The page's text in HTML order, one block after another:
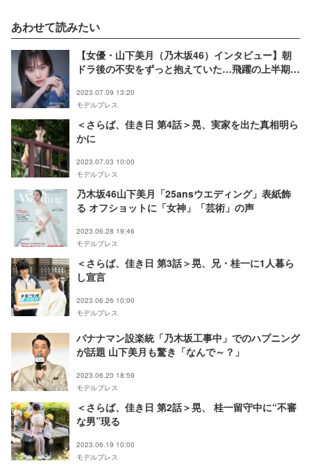
あわせて読みたい
【女優・山下美月（乃木坂46）インタビュー】朝
ドラ後の不安をずっと抱えていた…飛躍の上半期で
演中
2023.07.09 13:20
モデルプレス
＜さらば、佳き日 第4話＞晃、実家を出た真相明ら
かに
2023.07.03 10:00
モデルプレス
乃木坂46山下美月「25ansウエディング」表紙飾
る オフショットに「女神」「芸術」の声
2023.06.28 19:46
モデルプレス
＜さらば、佳き日 第3話＞晃、兄・桂一に1人暮ら
し宣言
2023.06.26 10:00
モデルプレス
バナナマン設楽統「乃木坂工事中」でのハプニング
が話題 山下美月も驚き「なんで～？」
2023.06.20 18:59
モデルプレス
＜さらば、佳き日 第2話＞晃、 桂一留守中に“不審
な男”現る
2023.06.19 10:00
モデルプレス